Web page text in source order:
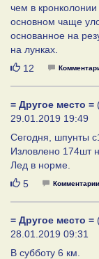
чем в
основном чаще
основанное на
на лунках.
Нравится
12
= Другое место =
29.01.2019 19:49
Сегодня, шпунты
Изловлено 174шт
Лед в норме.
Нравится
5
= Другое место =
28.01.2019 09:31
В субботу 6 км.